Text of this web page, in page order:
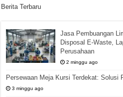
Berita Terbaru
Jasa Pembuangan
Disposal E-Waste,
Perusahaan
2 minggu ago
Persewaan Meja Kursi Terdekat: Solusi
3 minggu ago